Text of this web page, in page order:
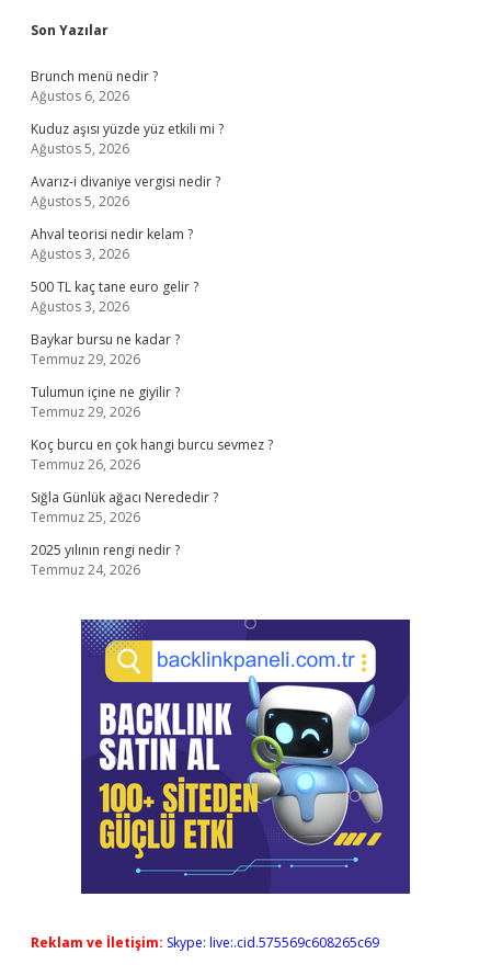
Sidebar
Son Yazılar
Brunch menü nedir ?
Ağustos 6, 2026
Kuduz aşısı yüzde yüz etkili mi ?
Ağustos 5, 2026
Avarız-i divaniye vergisi nedir ?
Ağustos 5, 2026
Ahval teorisi nedir kelam ?
Ağustos 3, 2026
500 TL kaç tane euro gelir ?
Ağustos 3, 2026
Baykar bursu ne kadar ?
Temmuz 29, 2026
Tulumun içine ne giyilir ?
Temmuz 29, 2026
Koç burcu en çok hangi burcu sevmez ?
Temmuz 26, 2026
Sığla Günlük ağacı Nerededir ?
Temmuz 25, 2026
2025 yılının rengi nedir ?
Temmuz 24, 2026
Reklam ve İletişim: Skype: live:.cid.575569c608265c69